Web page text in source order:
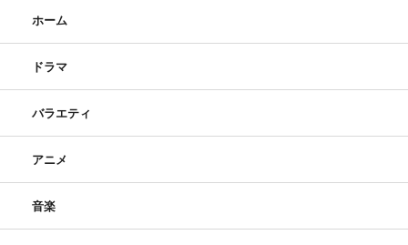
ホーム
ドラマ
バラエティ
アニメ
音楽